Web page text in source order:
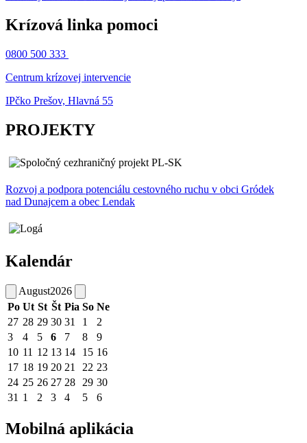
Krízová linka pomoci
0800 500 333
Centrum krízovej intervencie
IPčko Prešov, Hlavná 55
PROJEKTY
Rozvoj a podpora potenciálu cestovného ruchu v obci Gródek
nad Dunajcem a obec Lendak
Kalendár
August2026
Po Ut St Št Pia So Ne
27 28 29 30 31 1
2
3
4 5 6 7 8
9
10 11 12 13 14 15 16
17 18 19 20 21 22 23
24 25 26 27 28 29 30
31 1 2 3 4 5 6
Mobilná aplikácia